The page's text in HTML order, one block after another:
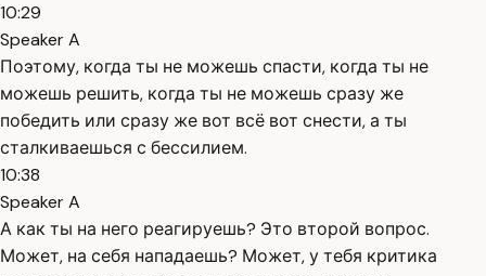
10:29
Speaker A
Поэтому, когда ты не можешь спасти, когда ты не
можешь решить, когда ты не можешь сразу же
победить или сразу же вот всё вот снести, а ты
сталкиваешься с бессилием.
10:38
Speaker A
А как ты на него реагируешь? Это второй вопрос.
Может, на себя нападаешь? Может, у тебя критика